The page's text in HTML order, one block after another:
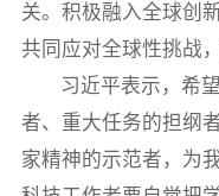
关。积极融入全球创
共同应对全球性挑战
习近平表示，希
者、重大任务的担纲
家精神的示范者，为